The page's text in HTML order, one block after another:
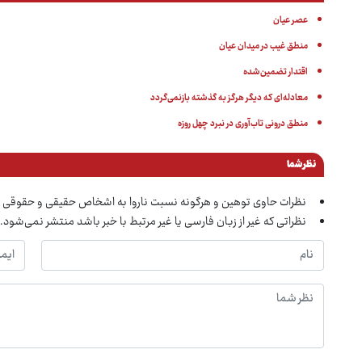
عصر عیان
منطق غیب در میدان عیان
اقتدار تضمین‌شده
معادله‌ای که دیگر هرگز به گذشته بازنمی‌گردد
منطق درونی تاب‌آوری در نبرد چهل روزه
نظر شما
نظرات حاوی توهین و هرگونه نسبت ناروا به اشخاص حقیقی و
نظراتی که غیر از زبان فارسی یا غیر مرتبط با خبر باشد منتشر نمی‌شود.